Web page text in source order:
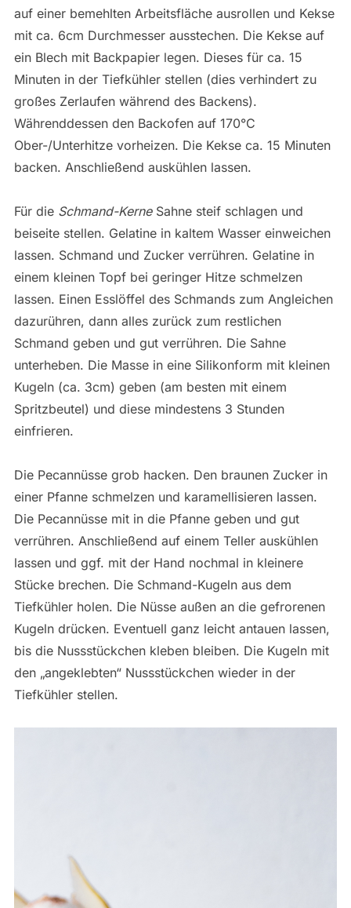
auf einer bemehlten Arbeitsfläche ausrollen und Kekse
mit ca. 6cm Durchmesser ausstechen. Die Kekse auf
ein Blech mit Backpapier legen. Dieses für ca. 15
Minuten in der Tiefkühler stellen (dies verhindert zu
großes Zerlaufen während des Backens).
Währenddessen den Backofen auf 170°C
Ober-/Unterhitze vorheizen. Die Kekse ca. 15 Minuten
backen. Anschließend auskühlen lassen.
Für die Schmand-Kerne Sahne steif schlagen und
beiseite stellen. Gelatine in kaltem Wasser einweichen
lassen. Schmand und Zucker verrühren. Gelatine in
einem kleinen Topf bei geringer Hitze schmelzen
lassen. Einen Esslöffel des Schmands zum Angleichen
dazurühren, dann alles zurück zum restlichen
Schmand geben und gut verrühren. Die Sahne
unterheben. Die Masse in eine Silikonform mit kleinen
Kugeln (ca. 3cm) geben (am besten mit einem
Spritzbeutel) und diese mindestens 3 Stunden
einfrieren.
Die Pecannüsse grob hacken. Den braunen Zucker in
einer Pfanne schmelzen und karamellisieren lassen.
Die Pecannüsse mit in die Pfanne geben und gut
verrühren. Anschließend auf einem Teller auskühlen
lassen und ggf. mit der Hand nochmal in kleinere
Stücke brechen. Die Schmand-Kugeln aus dem
Tiefkühler holen. Die Nüsse außen an die gefrorenen
Kugeln drücken. Eventuell ganz leicht antauen lassen,
bis die Nussstückchen kleben bleiben. Die Kugeln mit
den „angeklebten“ Nussstückchen wieder in der
Tiefkühler stellen.